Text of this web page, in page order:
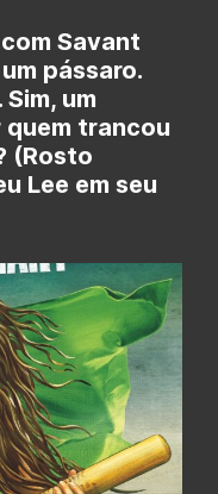
Savant
pássaro.
um
quem trancou
(Rosto
Lee em seu